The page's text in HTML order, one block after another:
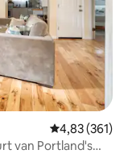
Gemiddelde
4,83 (361)
van Portland's